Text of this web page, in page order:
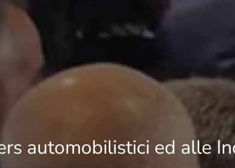
automobilistici ed alle